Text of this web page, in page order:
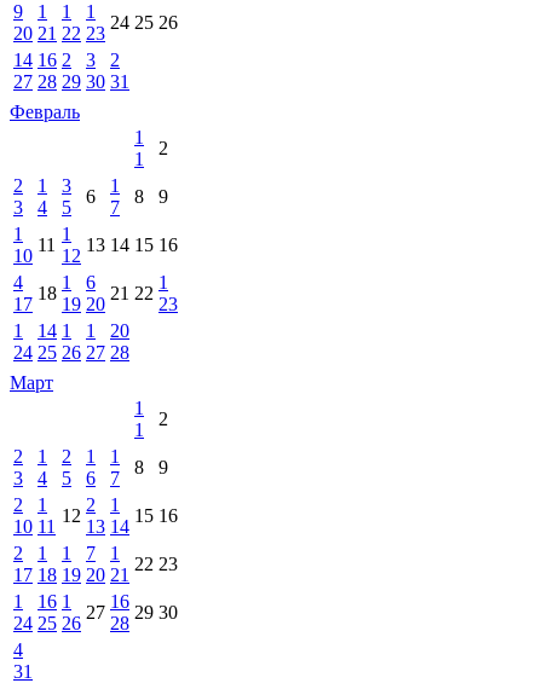
9
20
1
21
1
22
1
23
24 25 26
14
27
16
28
2
29
3
30
2
31
Февраль
1
1
2
2
3
1
4
3
5
6
1
7
8
9
1
10
11
1
12
13 14 15 16
4
17
18
1
19
6
20
21 22
1
23
1
24
14
25
1
26
1
27
20
28
Март
1
1
2
2
3
1
4
2
5
1
6
1
7
8
9
2
10
1
11
12
2
13
1
14
15 16
2
17
1
18
1
19
7
20
1
21
22 23
1
24
16
25
1
26
27
16
28
29 30
4
31